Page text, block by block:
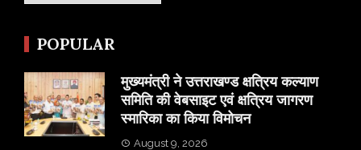
POPULAR
मुख्यमंत्री ने उत्तराखण्ड क्षत्रिय कल्याण
समिति की वेबसाइट एवं क्षत्रिय जागरण
स्मारिका का किया विमोचन
August 9, 2026